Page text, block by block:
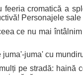
cromatică a
Personajele
ce nu mai
juma' cu
pe stradă: